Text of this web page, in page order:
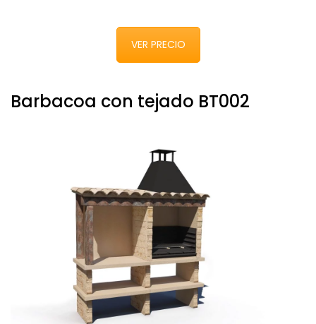
VER PRECIO
Barbacoa con tejado BT002